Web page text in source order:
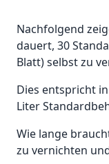
Nachfolgend
dauert, 30
Blatt) selbst zu
Dies entspricht
Liter
Wie lange
zu vernichten